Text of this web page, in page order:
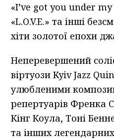
«I’ve got you under
«L.O.V.E.» та інші
хіти золотої епохи
Неперевершений
віртуози Kyiv Jazz
улюбленими
репертуарів Френка
Кінг Коула, Тоні
та інших